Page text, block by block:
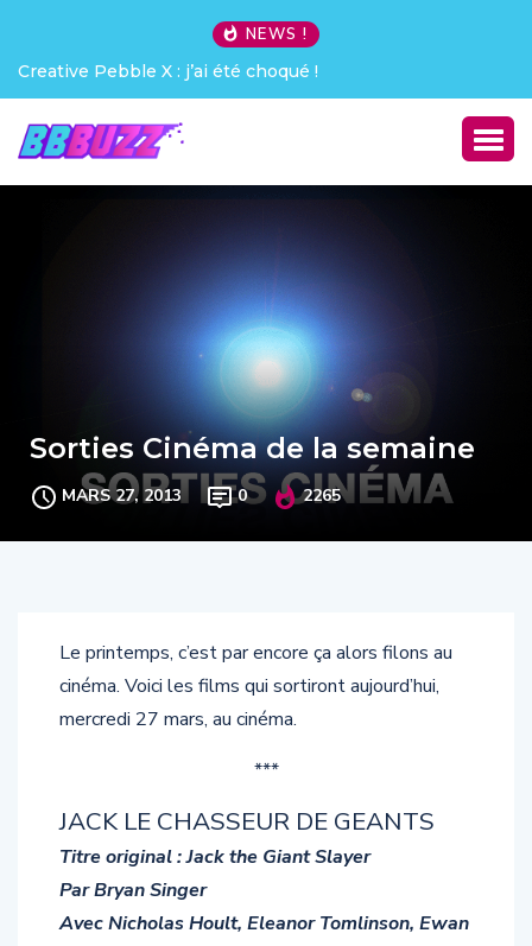
NEWS !
Creative Pebble X : j’ai été choqué !
Sorties Cinéma de la semaine
MARS 27, 2013 0 2265
Le printemps, c’est par encore ça alors filons au
cinéma. Voici les films qui sortiront aujourd’hui,
mercredi 27 mars, au cinéma.
***
JACK LE CHASSEUR DE GEANTS
Titre original : Jack the Giant Slayer
Par Bryan Singer
Avec Nicholas Hoult, Eleanor Tomlinson, Ewan